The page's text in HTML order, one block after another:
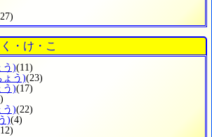
・け・こ
う)(11)
ょう)(23)
う)(17)
う)(22)
)(4)